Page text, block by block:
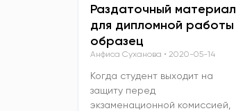
Раздаточный материал
для дипломной работы
образец
Анфиса Суханова 2020-05-14
Когда студент выходит на
защиту перед
экзаменационной комиссией,